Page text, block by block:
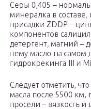
Серы 0,405 –
минералка в
присадки ZDDP –
компонентов
детергент, магний –
нему масло на самом
гидрокрекинга III и
Следует отметить,
масла после 5500 км,
просели – вязкость и